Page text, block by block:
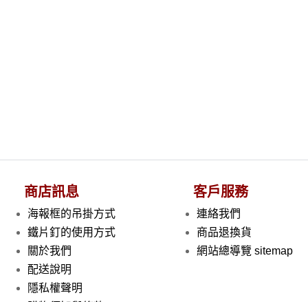
商店訊息
海報框的吊掛方式
鐵片釘的使用方式
關於我們
配送說明
隱私權聲明
客戶服務
連絡我們
商品退換貨
網站總導覽 sitemap